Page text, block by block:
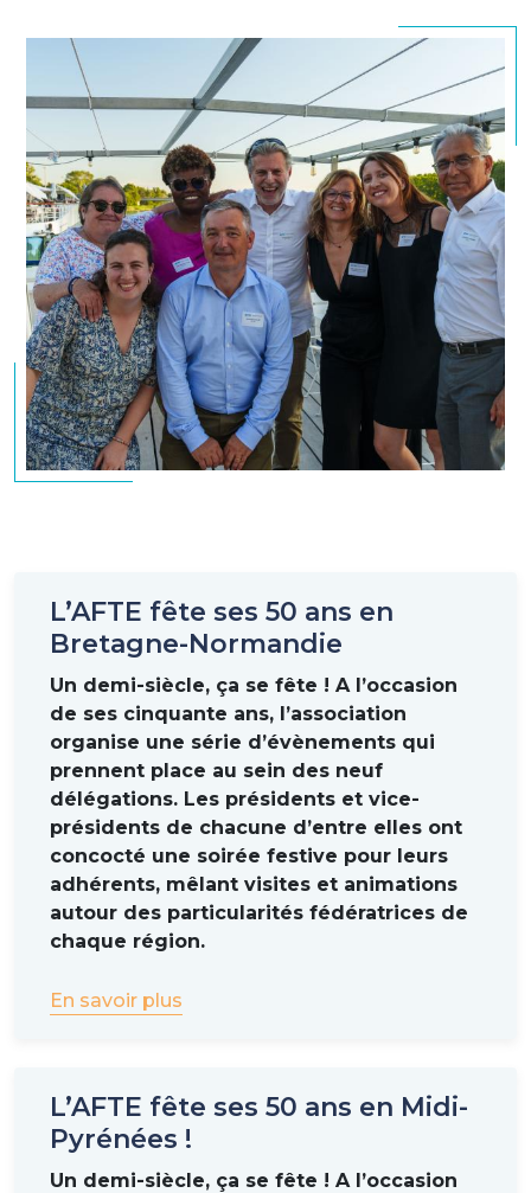
L’AFTE fête ses 50 ans en
Bretagne-Normandie
Un demi-siècle, ça se fête ! A l’occasion
de ses cinquante ans, l’association
organise une série d’évènements qui
prennent place au sein des neuf
délégations. Les présidents et vice-
présidents de chacune d’entre elles ont
concocté une soirée festive pour leurs
adhérents, mêlant visites et animations
autour des particularités fédératrices de
chaque région.
En savoir plus
L’AFTE fête ses 50 ans en Midi-
Pyrénées !
Un demi-siècle, ça se fête ! A l’occasion